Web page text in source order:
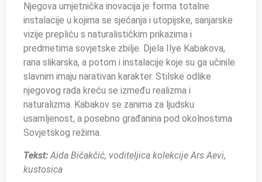
Njegova umjetnička inovacija je forma totalne
instalacije u kojima se sjećanja i utopijske, sanjarske
vizije prepliću s naturalističkim prikazima i
predmetima sovjetske zbilje. Djela Ilye Kabakova,
rana slikarska, a potom i instalacije koje su ga učinile
slavnim imaju narativan karakter. Stilske odlike
njegovog rada kreću se između realizma i
naturalizma. Kabakov se zanima za ljudsku
usamljenost, a posebno građanina pod okolnostima
Sovjetskog režima.
Tekst: Aida Bičakčić, voditeljica kolekcije Ars Aevi,
kustosica